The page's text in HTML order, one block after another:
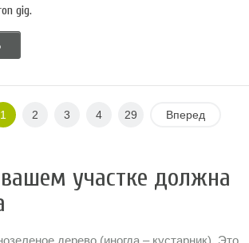
gig.
1 2 3 4 29 Вперед
участке должна